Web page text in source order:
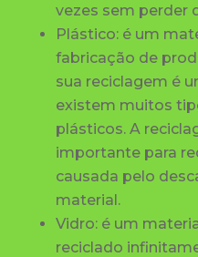
vezes sem perder
Plástico: é um
fabricação de
sua reciclagem é
existem muitos
plásticos. A
importante para
causada pelo
material.
Vidro: é um
reciclado